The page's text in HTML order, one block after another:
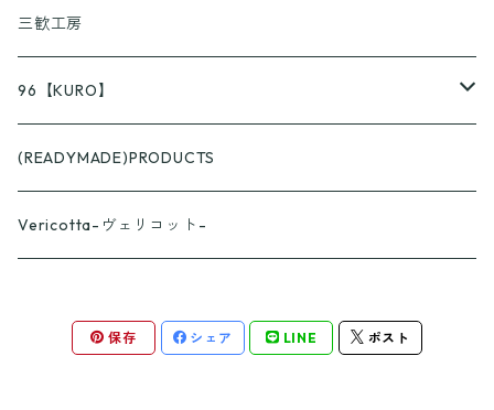
KUSURASHI
三歓工房
96【KURO】
つやつや
スプーン
ざらざら
フォーク
おくりものパッケージ
(READYMADE)PRODUCTS
Vericotta-ヴェリコット-
保存 シェア LINE ポスト